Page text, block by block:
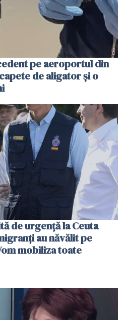
pe aeroportul din
de aligator și o
de urgență la Ceuta
au năvălit pe
mobiliza toate